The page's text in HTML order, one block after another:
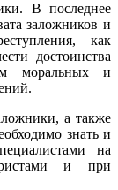
В последнее
заложников и
как
достоинства
моральных и
а также
знать и
на
и при